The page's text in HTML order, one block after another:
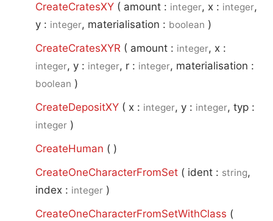
CreateCratesXY ( amount : integer, x : integer,
y : integer, materialisation : boolean )
CreateCratesXYR ( amount : integer, x :
integer, y : integer, r : integer, materialisation :
boolean )
CreateDepositXY ( x : integer, y : integer, typ :
integer )
CreateHuman ( )
CreateOneCharacterFromSet ( ident : string,
index : integer )
CreateOneCharacterFromSetWithClass (